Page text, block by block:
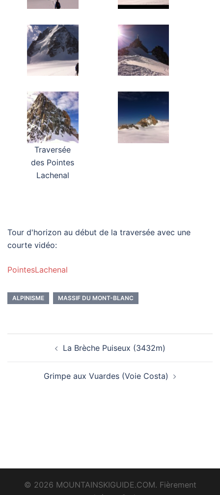
Traversée
des Pointes
Lachenal
Tour d'horizon au début de la traversée avec une
courte vidéo:
PointesLachenal
ALPINISME MASSIF DU MONT-BLANC
La Brèche Puiseux (3432m)
Grimpe aux Vuardes (Voie Costa)
© 2026 MOUNTAINSKIGUIDE.COM. Fièrement